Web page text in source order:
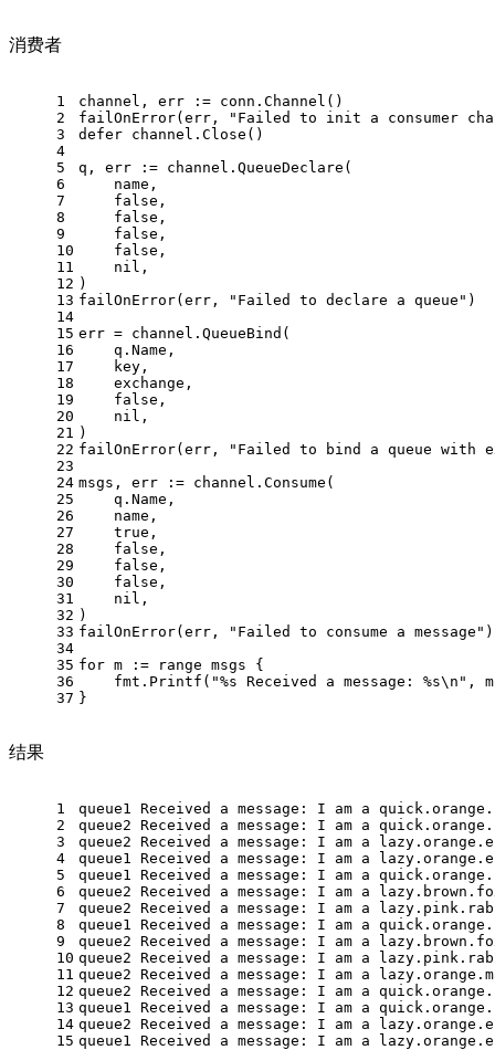
消费者
1
2
3
4
5
6
7
8
9
10
11
12
13
14
15
16
17
18
19
20
21
22
23
24
25
26
27
28
29
30
31
32
33
34
35
36
37
channel, err := conn.Channel()
failOnError(err,
"Failed to init a consumer
defer channel.Close()
q, err := channel.QueueDeclare(
    name,
false ,
false ,
false ,
false ,
nil ,
)
failOnError(err,
"Failed to declare a queue" )
err = channel.QueueBind(
    q.Name,
    key,
    exchange,
false ,
nil ,
)
failOnError(err,
"Failed to bind a queue with
msgs, err := channel.Consume(
    q.Name,
    name,
true ,
false ,
false ,
false ,
nil ,
)
failOnError(err,
"Failed to consume a message" )
for m := range msgs {
    fmt.Printf(
"%s Received a message: %s\n" ,
}
结果
1
2
3
4
5
6
7
8
9
10
11
12
13
14
15
queue1 Received a message: I am a
queue2 Received a message: I am a
queue2 Received a message: I am a
queue1 Received a message: I am a
queue1 Received a message: I am a
queue2 Received a message: I am a
queue2 Received a message: I am a
queue1 Received a message: I am a
queue2 Received a message: I am a
queue2 Received a message: I am a
queue2 Received a message: I am a
queue2 Received a message: I am a
queue1 Received a message: I am a
queue2 Received a message: I am a
queue1 Received a message: I am a